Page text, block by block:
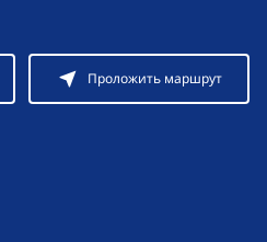
Проложить маршрут